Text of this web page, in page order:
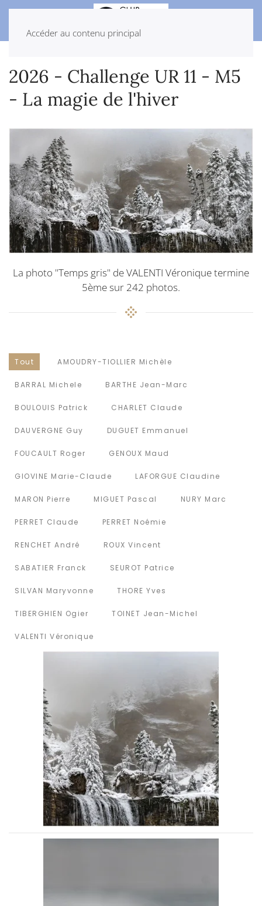
Accéder au contenu principal
2026 - Challenge UR 11 - M5
- La magie de l'hiver
La photo "Temps gris" de VALENTI Véronique termine
5ème sur 242 photos.
Tout AMOUDRY-TIOLLIER Michèle
BARRAL Michele BARTHE Jean-Marc
BOULOUIS Patrick CHARLET Claude
DAUVERGNE Guy DUGUET Emmanuel
FOUCAULT Roger GENOUX Maud
GIOVINE Marie-Claude LAFORGUE Claudine
MARON Pierre MIGUET Pascal NURY Marc
PERRET Claude PERRET Noémie
RENCHET André ROUX Vincent
SABATIER Franck SEUROT Patrice
SILVAN Maryvonne THORE Yves
TIBERGHIEN Ogier TOINET Jean-Michel
VALENTI Véronique
Voir la photo